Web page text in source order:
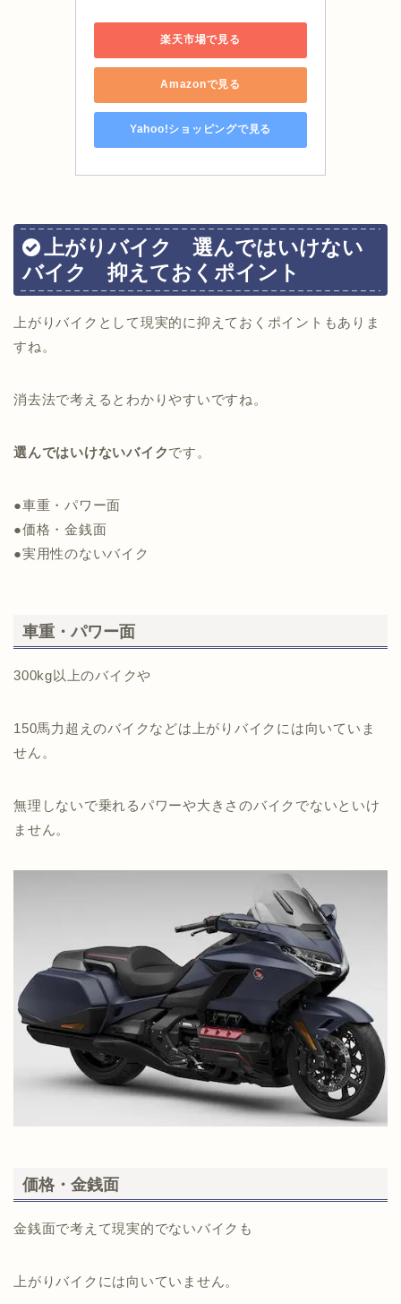
楽天市場で見る
Amazonで見る
Yahoo!ショッピングで見る
上がりバイク 選んではいけない
バイク 抑えておくポイント
上がりバイクとして現実的に抑えておくポイントもありま
すね。
消去法で考えるとわかりやすいですね。
選んではいけないバイクです。
●車重・パワー面
●価格・金銭面
●実用性のないバイク
車重・パワー面
300kg以上のバイクや
150馬力超えのバイクなどは上がりバイクには向いていま
せん。
無理しないで乗れるパワーや大きさのバイクでないといけ
ません。
価格・金銭面
金銭面で考えて現実的でないバイクも
上がりバイクには向いていません。